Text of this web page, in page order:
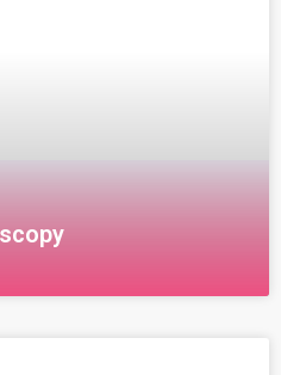
doctor to examine the